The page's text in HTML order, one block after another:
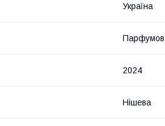
Україна
2024
Нішева